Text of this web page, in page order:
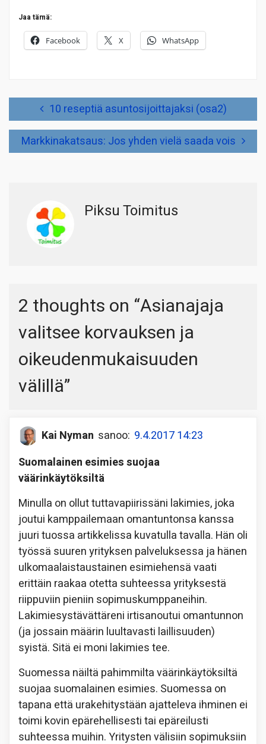
Jaa tämä:
Facebook X WhatsApp
Artikkelien 10 reseptiä asuntosijoittajaksi (osa2)
Markkinakatsaus: Jos yhden vielä saada vois
Piksu Toimitus
2 thoughts on “Asianajaja
valitsee korvauksen ja
oikeudenmukaisuuden
välillä”
Kai Nyman sanoo: 9.4.2017 14:23
Suomalainen esimies suojaa
väärinkäytöksiltä
Minulla on ollut tuttavapiirissäni lakimies, joka
joutui kamppailemaan omantuntonsa kanssa
juuri tuossa artikkelissa kuvatulla tavalla. Hän oli
työssä suuren yrityksen palveluksessa ja hänen
ulkomaalaistaustainen esimiehensä vaati
erittäin raakaa otetta suhteessa yrityksestä
riippuviin pieniin sopimuskumppaneihin.
Lakimiesystävättäreni irtisanoutui omantunnon
(ja jossain määrin luultavasti laillisuuden)
syistä. Sitä ei moni lakimies tee.
Suomessa näiltä pahimmilta väärinkäytöksiltä
suojaa suomalainen esimies. Suomessa on
tapana että urakehitystään ajatteleva ihminen ei
toimi kovin epärehellisesti tai epäreilusti
suhteessa muihin. Yritysten välisiin sopimuksiin